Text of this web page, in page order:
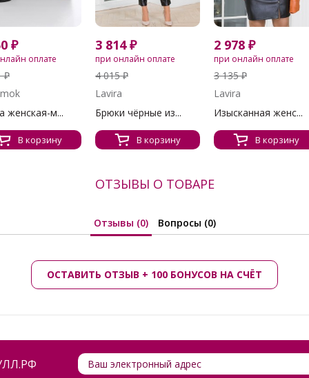
₽
оплате
₽
женская-м...
В корзину
3 814 ₽
при онлайн оплате
4 015 ₽
Lavira
Брюки чёрные из...
В корзину
2 978 ₽
при онлайн оплате
3 135 ₽
Lavira
Изысканная женс...
В корзину
ОТЗЫВЫ О ТОВАРЕ
Отзывы (0) Вопросы (0)
ОСТАВИТЬ ОТЗЫВ + 100 БОНУСОВ НА СЧЁТ